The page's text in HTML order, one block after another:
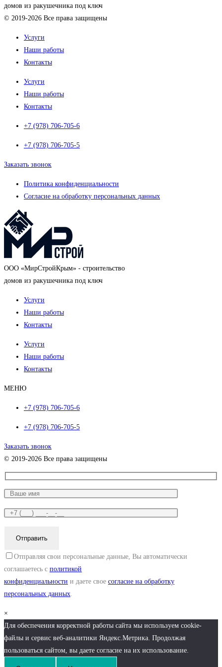
домов из ракушечника под ключ
© 2019-2026 Все права защищены
Услуги
Наши работы
Контакты
Услуги
Наши работы
Контакты
+7 (978) 706-705-6
+7 (978) 706-705-5
Заказать звонок
Политика конфиденциальности
Согласие на обработку персональных данных
OOO «МирСтройКрым» - строительство
домов из ракушечника под ключ
Услуги
Наши работы
Контакты
Услуги
Наши работы
Контакты
МЕНЮ
+7 (978) 706-705-6
+7 (978) 706-705-5
Заказать звонок
© 2019-2026 Все права защищены
Отправляя свои персональные данные, Вы автоматически
соглашаетесь с политикой
конфиденциальности и даете свое согласие на обработку
персональных данных.
×
Для обеспечения корректной работы сайта мы используем cookie-
файлы и сервис веб-аналитики Яндекс.Метрика. Продолжая
пользоваться сайтом, вы даете согласие на их использование.